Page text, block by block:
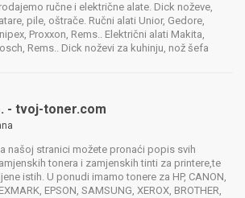
ručne i električne alate. Dick noževe,
pile, oštrače. Ručni alati Unior, Gedore,
Proxxon, Rems.. Električni alati Makita,
Rems.. Dick noževi za kuhinju, nož šefa
- tvoj-toner.com
našoj stranici možete pronaći popis svih
tonera i zamjenskih tinti za printere,te
istih. U ponudi imamo tonere za HP, CANON,
EPSON, SAMSUNG, XEROX, BROTHER,